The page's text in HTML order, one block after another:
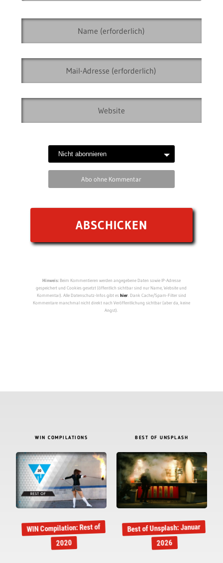
Abo ohne Kommentar
Hinweis:Beim Kommentieren werden angegebene Daten sowie IP-Adresse
gespeichert und Cookies gesetzt (öffentlich sichtbar sind nur Name, Website und
Kommentar). Alle Datenschutz-Infos gibt eshier. Dank Cache/Spam-Filter sind
Kommentare manchmal nicht direkt nach Veröffentlichung sichtbar (aber da, keine
Angst).
WIN COMPILATIONS
WIN Compilation: Rest of
2020
BEST OF UNSPLASH
Best of Unsplash: Januar
2026